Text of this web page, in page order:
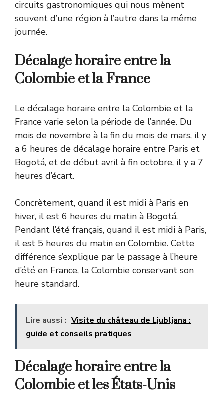
circuits gastronomiques qui nous mènent
souvent d’une région à l’autre dans la même
journée.
Décalage horaire entre la
Colombie et la France
Le décalage horaire entre la Colombie et la
France varie selon la période de l’année. Du
mois de novembre à la fin du mois de mars, il y
a 6 heures de décalage horaire entre Paris et
Bogotá, et de début avril à fin octobre, il y a 7
heures d’écart.
Concrètement, quand il est midi à Paris en
hiver, il est 6 heures du matin à Bogotá.
Pendant l’été français, quand il est midi à Paris,
il est 5 heures du matin en Colombie. Cette
différence s’explique par le passage à l’heure
d’été en France, la Colombie conservant son
heure standard.
Lire aussi : Visite du château de Ljubljana :
guide et conseils pratiques
Décalage horaire entre la
Colombie et les États-Unis